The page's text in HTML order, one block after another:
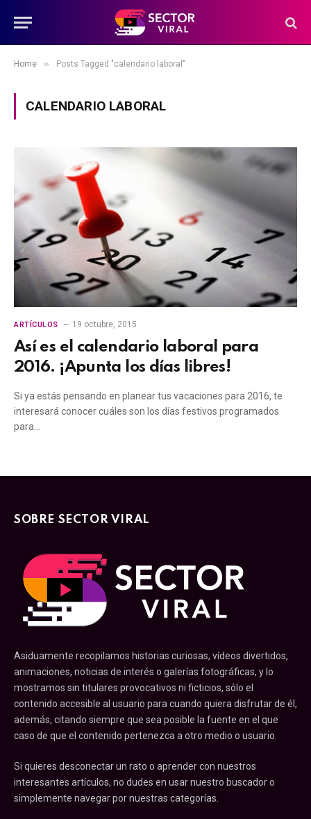
Home » Posts Tagged "calendario laboral"
CALENDARIO LABORAL
ARTÍCULOS 19 octubre, 2015
Así es el calendario laboral para
2016. ¡Apunta los días libres!
Si ya estás pensando en planear tus vacaciones para 2016, te
interesará conocer cuáles son los días festivos programados
para…
SOBRE SECTOR VIRAL
Asiduamente recopilamos historias curiosas, vídeos divertidos,
animaciones, noticias de interés o galerías fotográficas, y lo
mostramos sin titulares provocativos ni ficticios, sólo el
contenido accesible al usuario para cuando quiera disfrutar de él,
además, citando siempre que sea posible la fuente en el que
caso de que el contenido pertenezca a otro medio o usuario.
Si quieres desconectar un rato o aprender con nuestros
interesantes artículos, no dudes en usar nuestro buscador o
simplemente navegar por nuestras categorías.